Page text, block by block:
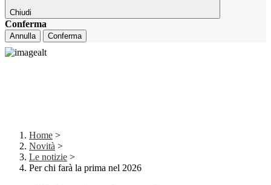
Chiudi
Conferma
Annulla Conferma
Home >
Novità >
Le notizie >
Per chi farà la prima nel 2026